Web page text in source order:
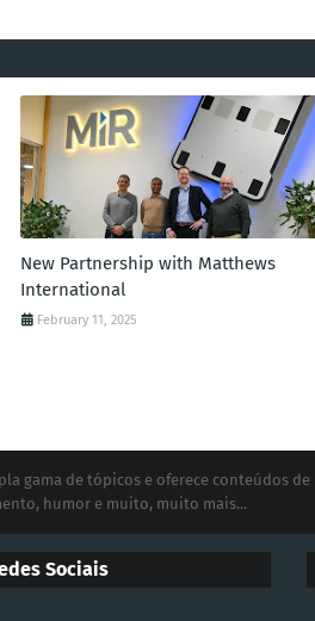
New Partnership with Matthews
International
February 11, 2025
gama de tópicos e oferece conteúdos de
humor e muito, muito mais...
Sociais